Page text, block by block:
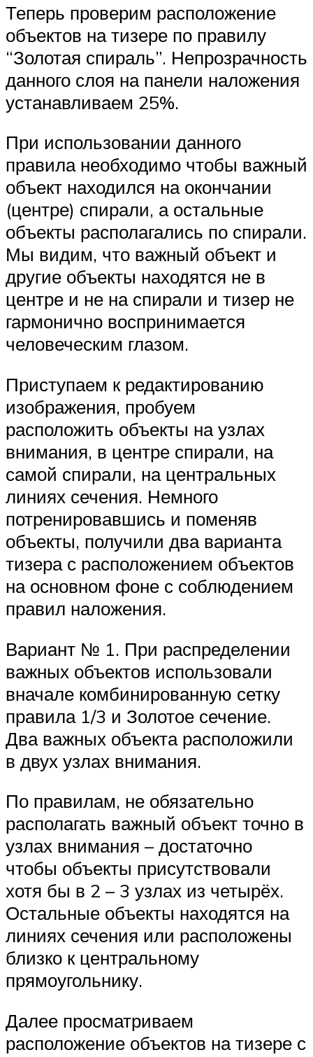
Теперь проверим расположение
объектов на тизере по правилу
“Золотая спираль”. Непрозрачность
данного слоя на панели наложения
устанавливаем 25%.
При использовании данного
правила необходимо чтобы важный
объект находился на окончании
(центре) спирали, а остальные
объекты располагались по спирали.
Мы видим, что важный объект и
другие объекты находятся не в
центре и не на спирали и тизер не
гармонично воспринимается
человеческим глазом.
Приступаем к редактированию
изображения, пробуем
расположить объекты на узлах
внимания, в центре спирали, на
самой спирали, на центральных
линиях сечения. Немного
потренировавшись и поменяв
объекты, получили два варианта
тизера с расположением объектов
на основном фоне с соблюдением
правил наложения.
Вариант № 1. При распределении
важных объектов использовали
вначале комбинированную сетку
правила 1/3 и Золотое сечение.
Два важных объекта расположили
в двух узлах внимания.
По правилам, не обязательно
располагать важный объект точно в
узлах внимания – достаточно
чтобы объекты присутствовали
хотя бы в 2 – 3 узлах из четырёх.
Остальные объекты находятся на
линиях сечения или расположены
близко к центральному
прямоугольнику.
Далее просматриваем
расположение объектов на тизере с